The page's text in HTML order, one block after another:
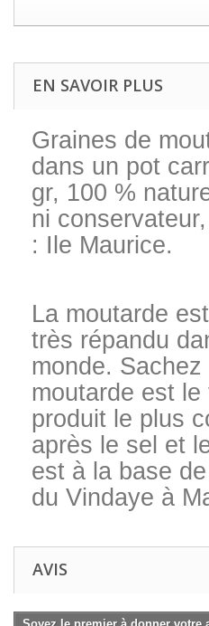
EN SAVOIR PLUS
Graines de
dans un pot
gr, 100 %
ni
: Ile Maurice.
La moutarde
très répandu
monde. Sachez
moutarde est le
produit le plus
après le sel et
est à la base
du Vindaye à
AVIS